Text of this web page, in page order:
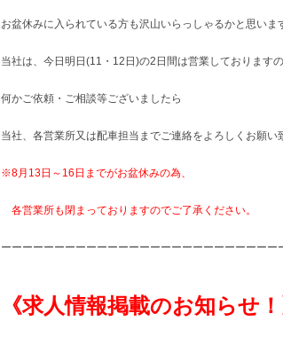
お盆休みに入られている方も沢山いらっしゃるかと思いま
当社は、今日明日(11・12日)の2日間は営業しております
何かご依頼・ご相談等ございましたら
当社、各営業所又は配車担当までご連絡をよろしくお願い
※8月13日～16日までがお盆休みの為、
各営業所も閉まっておりますのでご了承ください。
ーーーーーーーーーーーーーーーーーーーーーーーーー
《求人情報掲載のお知らせ！